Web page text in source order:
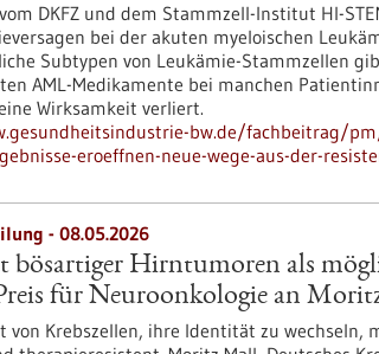
DKFZ und dem Stammzell-Institut HI-
bei der akuten myeloischen
Subtypen von Leukämie-Stammzellen
AML-Medikamente bei manchen
Wirksamkeit verliert.
bw.de/fachbeitrag/
eroeffnen-neue-wege-aus-der-
- 08.05.2026
bösartiger Hirntumoren als
für Neuroonkologie an
von Krebszellen, ihre Identität zu wechseln,